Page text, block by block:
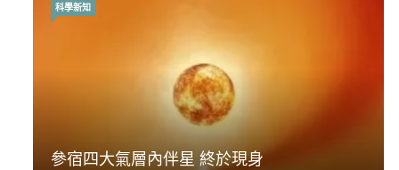
參宿四大氣層內伴星 終於現身
科學新知
荃灣反黑組「砌生豬肉」砌錯O記臥底4警員
被控
時事政治